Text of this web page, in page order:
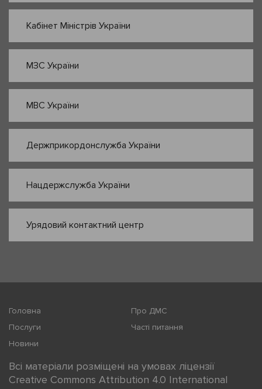
Кабінет Міністрів України
МЗС України
МВС України
Держприкордонслужба України
Нацдержслужба України
Урядовий контактний центр
Головна
Про ДМС
Послуги
Часті питання
Новини
Всі матеріали розміщені на умовах ліцензії
Creative Commons Attribution 4.0 International